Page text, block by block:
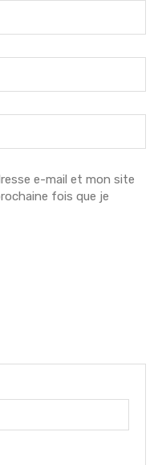
e-mail et mon site
fois que je